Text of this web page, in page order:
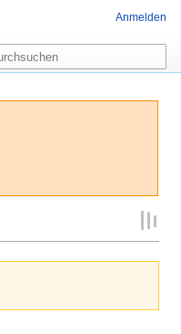
Anmelden